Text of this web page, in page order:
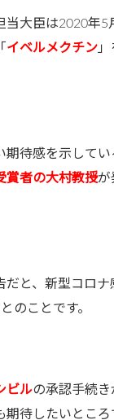
当大臣は2020年5
イベルメクチン
期待感を示して
賞者の大村教授が
だと、新型コロナ
のことです。
ビルの承認手続き
期待したいところ